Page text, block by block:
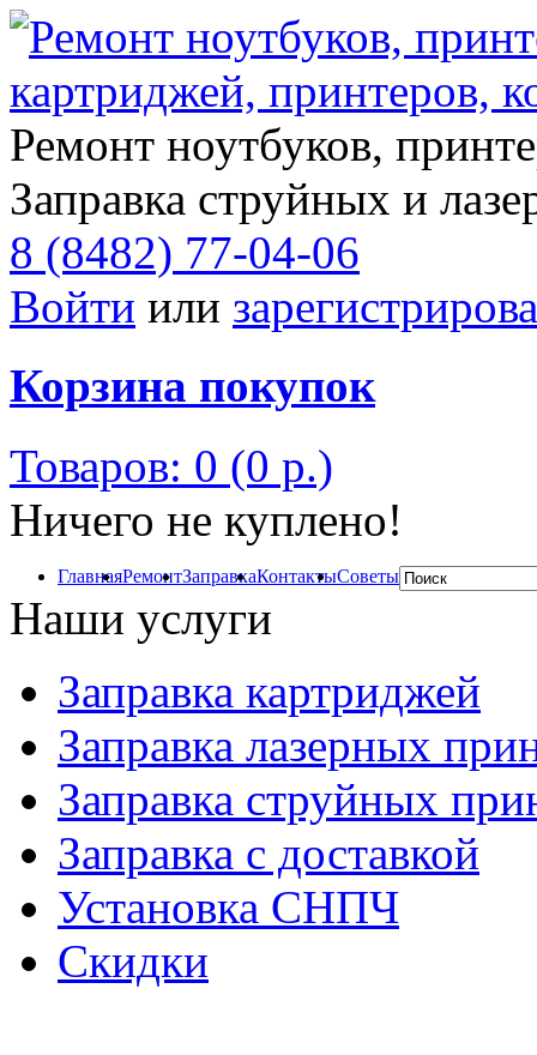
Ремонт ноутбуков,
Заправка струйных и
8 (8482) 77-04-06
Войти или
Корзина покупок
Товаров: 0 (0 р.)
Ничего не куплено!
ГлавнаяРемонтЗаправкаКонтактыСоветы
Наши услуги
Заправка картриджей
Заправка лазерных
Заправка струйных
Заправка с доставкой
Установка СНПЧ
Скидки